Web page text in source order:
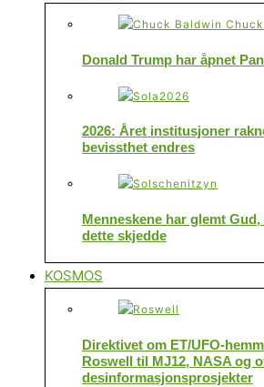
Donald Trump har åpnet
2026: Året institusjoner
bevissthet endres
Menneskene har glemt
dette skjedde
KOSMOS
Direktivet om ET/UFO-
Roswell til MJ12, NASA og
desinformasjonsprosjekter